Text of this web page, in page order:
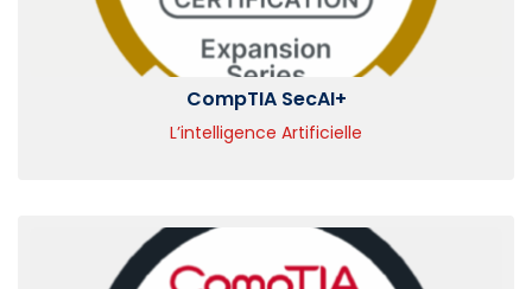
CompTIA SecAI+
L’intelligence Artificielle